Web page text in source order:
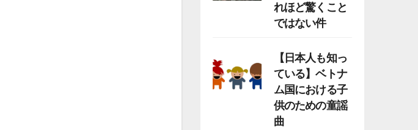
れほど驚くこと
ではない件
【日本人も知っ
ている】ベトナ
ム国における子
供のための童謡
曲